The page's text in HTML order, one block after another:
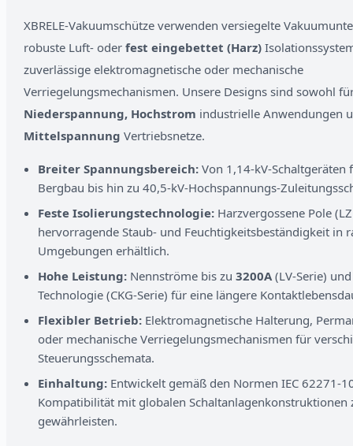
XBRELE-Vakuumschütze verwenden versiegelte
robuste Luft- oderfest eingebettet (Harz)
zuverlässige elektromagnetische oder mechanische
Verriegelungsmechanismen. Unsere Designs sind sowohl
Niederspannung, Hochstrom industrielle Anwendungen
Mittelspannung Vertriebsnetze.
Breiter Spannungsbereich: Von 1,14-kV-Schaltgeräten
Bergbau bis hin zu 40,5-kV-Hochspannungs-
Feste Isolierungstechnologie: Harzvergossene Pole
hervorragende Staub- und Feuchtigkeitsbeständigkeit in
Umgebungen erhältlich.
Hohe Leistung: Nennströme bis zu3200A(LV-Serie)
Technologie (CKG-Serie) für eine längere
Flexibler Betrieb: Elektromagnetische Halterung,
oder mechanische Verriegelungsmechanismen für
Steuerungsschemata.
Einhaltung: Entwickelt gemäß den Normen IEC 62271-
Kompatibilität mit globalen Schaltanlagenkonstruktionen
gewährleisten.